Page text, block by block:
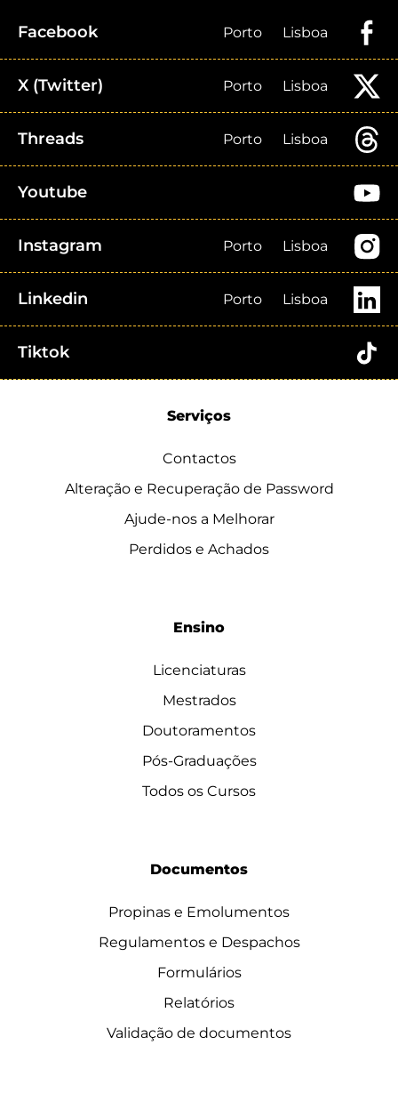
Facebook Porto Lisboa
X (Twitter) Porto Lisboa
Threads Porto Lisboa
Youtube
Instagram Porto Lisboa
Linkedin Porto Lisboa
Tiktok
Serviços
Contactos
Alteração e Recuperação de Password
Ajude-nos a Melhorar
Perdidos e Achados
Ensino
Licenciaturas
Mestrados
Doutoramentos
Pós-Graduações
Todos os Cursos
Documentos
Propinas e Emolumentos
Regulamentos e Despachos
Formulários
Relatórios
Validação de documentos